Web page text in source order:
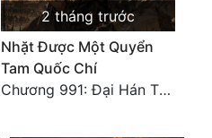
2 tháng trước
Nhặt Được Một Quyển
Tam Quốc Chí
Chương 991: Đại Hán Thiên Thư (Đại Kết Cục)